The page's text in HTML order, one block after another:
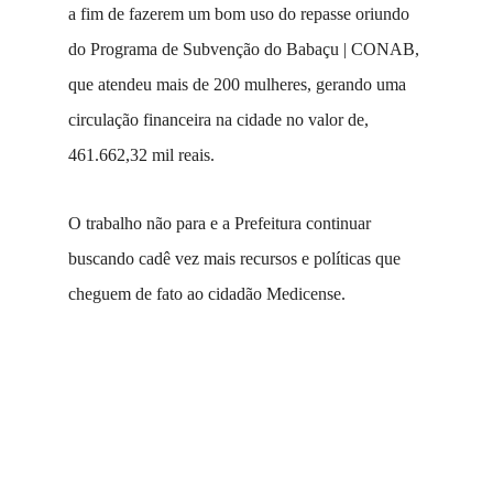
a fim de fazerem um bom uso do repasse oriundo
do Programa de Subvenção do Babaçu | CONAB,
que atendeu mais de 200 mulheres, gerando uma
circulação financeira na cidade no valor de,
461.662,32 mil reais.
O trabalho não para e a Prefeitura continuar
buscando cadê vez mais recursos e políticas que
cheguem de fato ao cidadão Medicense.